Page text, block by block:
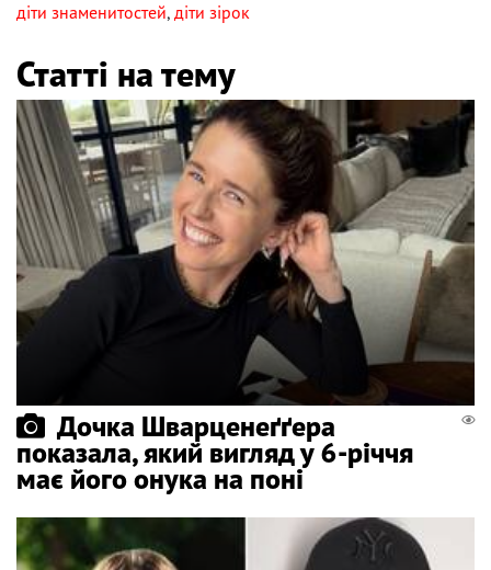
діти знаменитостей, діти зірок
Статті на тему
Дочка Шварценеґґера
показала, який вигляд у 6-річчя
має його онука на поні